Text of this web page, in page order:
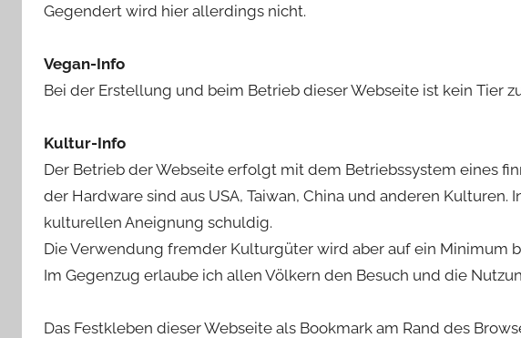
Gegendert wird hier allerdings nicht.
Vegan-Info
Bei der Erstellung und beim Betrieb dieser Webseite ist kein Tier
Kultur-Info
Der Betrieb der Webseite erfolgt mit dem Betriebssystem eines
der Hardware sind aus USA, Taiwan, China und anderen
kulturellen Aneignung schuldig.
Die Verwendung fremder Kulturgüter wird aber auf ein Minimum
Im Gegenzug erlaube ich allen Völkern den Besuch und die
Das Festkleben dieser Webseite als Bookmark am Rand des